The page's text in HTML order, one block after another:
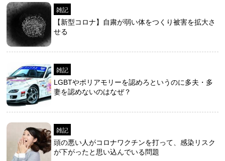
雑記
【新型コロナ】自粛が弱い体をつくり被害を拡大さ
せる
雑記
LGBTやポリアモリーを認めろというのに多夫・多
妻を認めないのはなぜ？
雑記
頭の悪い人がコロナワクチンを打って、感染リスク
が下がったと思い込んでいる問題